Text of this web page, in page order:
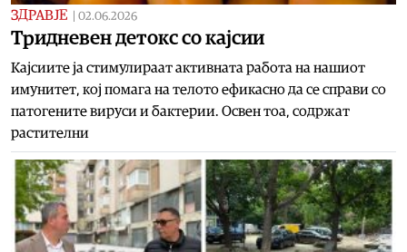
ЗДРАВЈЕ 02.06.2026
Тридневен детокс со кајсии
Кајсиите ја стимулираат активната работа на нашиот
имунитет, кој помага на телото ефикасно да се справи со
патогените вируси и бактерии. Освен тоа, содржат
растителни